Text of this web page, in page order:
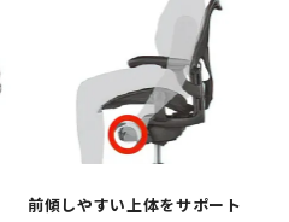
前傾しやすい上体をサポート